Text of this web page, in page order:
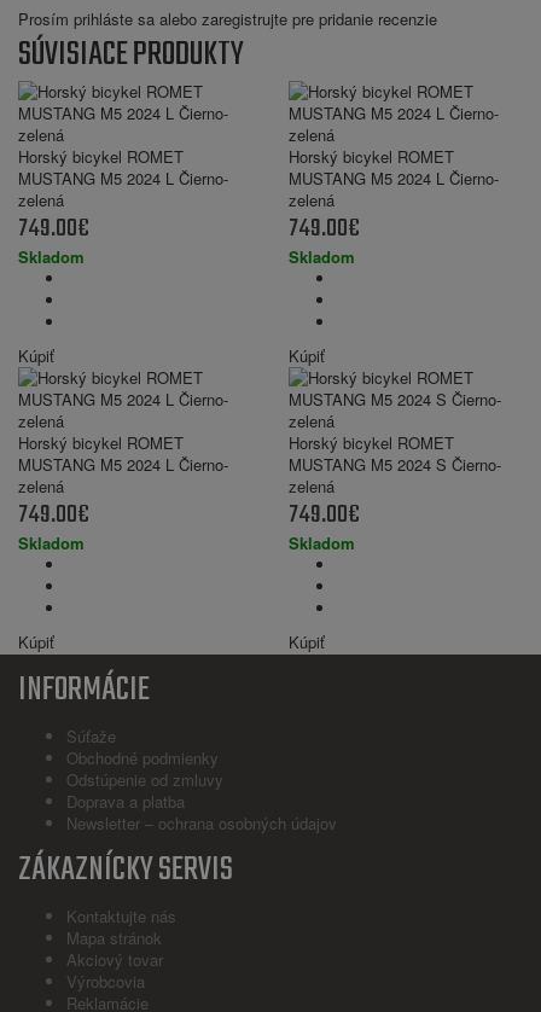
Prosím prihláste sa alebo zaregistrujte pre pridanie recenzie
SÚVISIACE PRODUKTY
Horský bicykel ROMET
MUSTANG M5 2024 L Čierno-
zelená
749.00€
Skladom
Kúpiť
Horský bicykel ROMET
MUSTANG M5 2024 L Čierno-
zelená
749.00€
Skladom
Kúpiť
Horský bicykel ROMET
MUSTANG M5 2024 L Čierno-
zelená
749.00€
Skladom
Kúpiť
Horský bicykel ROMET
MUSTANG M5 2024 S Čierno-
zelená
749.00€
Skladom
Kúpiť
INFORMÁCIE
Súťaže
Obchodné podmienky
Odstúpenie od zmluvy
Doprava a platba
Newsletter – ochrana osobných údajov
ZÁKAZNÍCKY SERVIS
Kontaktujte nás
Mapa stránok
Akciový tovar
Výrobcovia
Reklamácie